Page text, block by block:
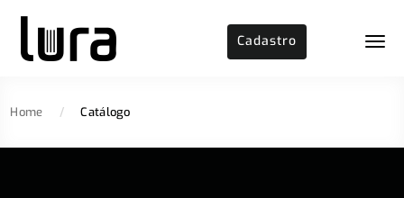
Cadastro
Home / Catálogo